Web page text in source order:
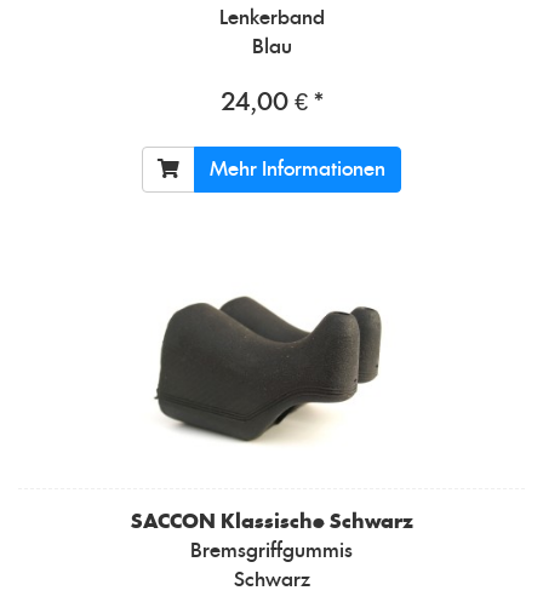
Lenkerband
Blau
24,00 € *
Mehr Informationen
SACCON
Klassische Schwarz
Bremsgriffgummis
Schwarz